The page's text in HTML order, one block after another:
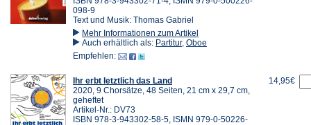
098-9
Text und Musik: Thomas Gabriel
Mehr Informationen zum Artikel
Auch erhältlich als: Partitur, Oboe
Empfehlen:
Ihr erbt letztlich das Land
2020, 9 Chorsätze, 48 Seiten, 21 cm x 29,7 cm,
geheftet
Artikel-Nr.: DV73
ISBN 978-3-943302-58-5, ISMN 979-0-50226-
14,95€